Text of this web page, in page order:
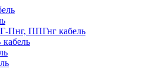
Пнг, ППГнг кабель